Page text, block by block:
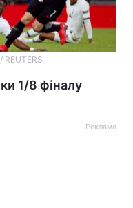
REUTERS
1/8 фіналу
Реклама